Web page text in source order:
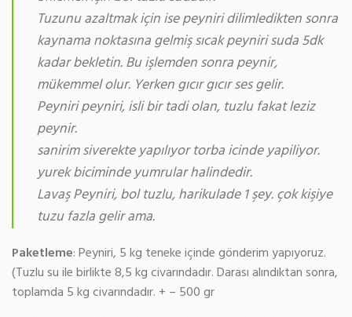
Tuzunu azaltmak için ise peyniri dilimledikten sonra
kaynama noktasına gelmiş sıcak peyniri suda 5dk
kadar bekletin. Bu işlemden sonra peynir,
mükemmel olur. Yerken gıcır gıcır ses gelir.
Peyniri peyniri, isli bir tadi olan, tuzlu fakat leziz
peynir.
sanirim siverekte yapılıyor torba icinde yapiliyor.
yurek biciminde yumrular halindedir.
Lavaş Peyniri, bol tuzlu, harikulade 1 şey. çok kişiye
tuzu fazla gelir ama.
Paketleme: Peyniri, 5 kg teneke içinde gönderim yapıyoruz.
(Tuzlu su ile birlikte 8,5 kg civarındadır. Darası alındıktan sonra,
toplamda 5 kg civarındadır. + – 500 gr